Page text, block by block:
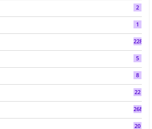
2
1
2286
5
8
22
268
20